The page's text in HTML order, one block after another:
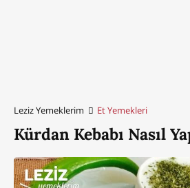
Leziz Yemeklerim Et Yemekleri
Kürdan Kebabı Nasıl